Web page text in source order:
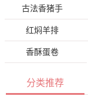
古法香猪手
红焖羊排
香酥蛋卷
分类推荐